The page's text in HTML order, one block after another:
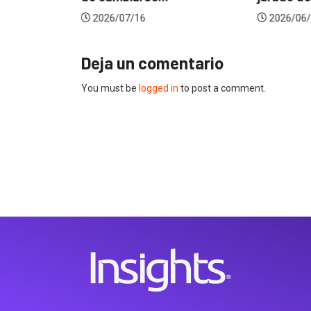
2026/07/16 2026/
Deja un comentario
You must be logged in to post a comment.